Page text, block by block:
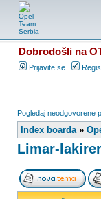
Dobrodošli na
Prijavite se
Pogledaj neodgovorene
Index boarda»
Limar-lakirer